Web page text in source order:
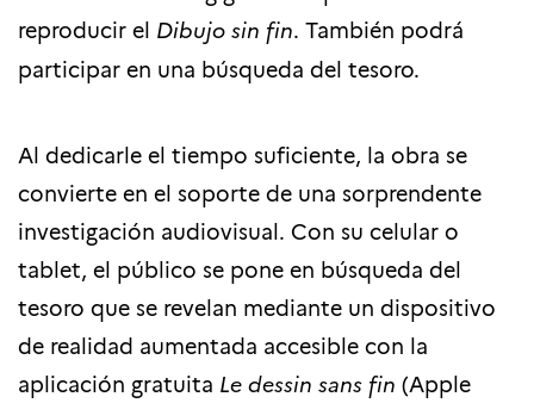
reproducir el Dibujo sin fin. También podrá
participar en una búsqueda del tesoro.
Al dedicarle el tiempo suficiente, la obra se
convierte en el soporte de una sorprendente
investigación audiovisual. Con su celular o
tablet, el público se pone en búsqueda del
tesoro que se revelan mediante un dispositivo
de realidad aumentada accesible con la
aplicación gratuita Le dessin sans fin (Apple